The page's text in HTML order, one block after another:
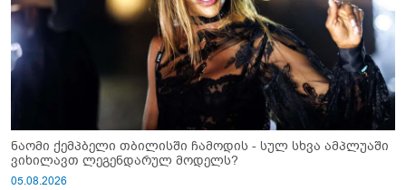
ნაომი ქემპბელი თბილისში ჩამოდის - სულ სხვა ამპლუაში
ვიხილავთ ლეგენდარულ მოდელს?
05.08.2026